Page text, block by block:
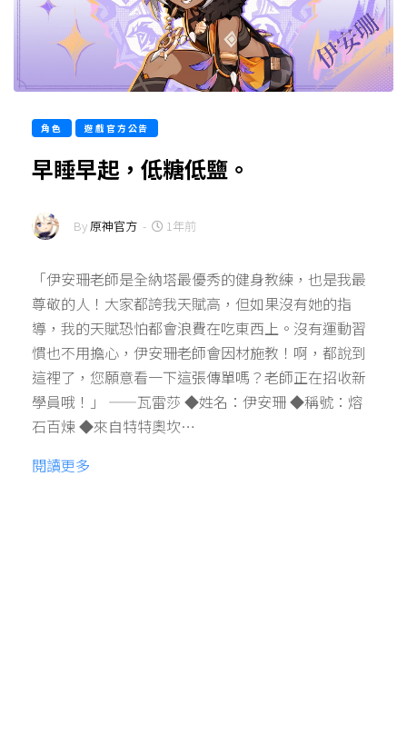
角色 遊戲官方公告
早睡早起，低糖低鹽。
By原神官方 - 1年前
「伊安珊老師是全納塔最優秀的健身教練，也是我最
尊敬的人！大家都誇我天賦高，但如果沒有她的指
導，我的天賦恐怕都會浪費在吃東西上。沒有運動習
慣也不用擔心，伊安珊老師會因材施教！啊，都說到
這裡了，您願意看一下這張傳單嗎？老師正在招收新
學員哦！」 ——瓦雷莎 ◆姓名：伊安珊 ◆稱號：熔
石百煉 ◆來自特特奧坎…
閱讀更多